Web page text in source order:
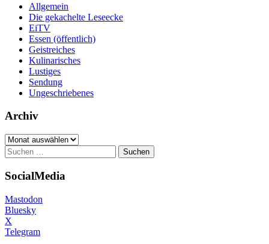
Allgemein
Die gekachelte Leseecke
EiTV
Essen (öffentlich)
Geistreiches
Kulinarisches
Lustiges
Sendung
Ungeschriebenes
Archiv
Archiv
Suchen
nach:
SocialMedia
Mastodon
Bluesky
X
Telegram